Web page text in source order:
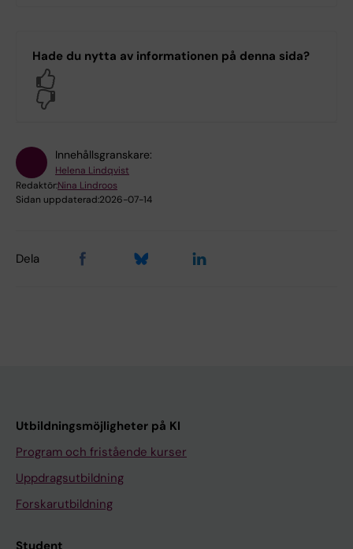
Hade du nytta av informationen på denna sida?
Innehållsgranskare:
Helena Lindqvist
Redaktör:Nina Lindroos
Sidan uppdaterad:2026-07-14
Dela
Utbildningsmöjligheter på KI
Program och fristående kurser
Uppdragsutbildning
Forskarutbildning